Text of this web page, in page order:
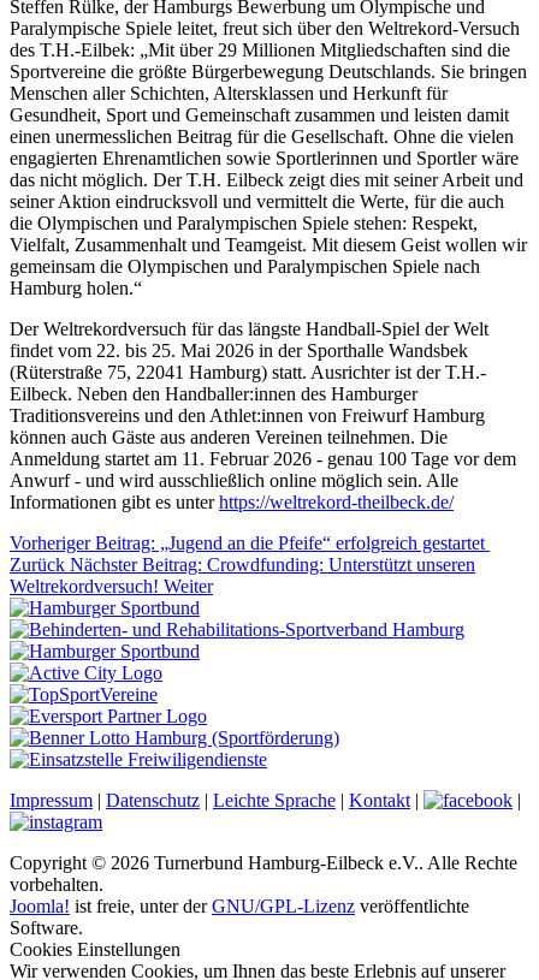
Steffen Rülke, der Hamburgs Bewerbung um Olympische und
Paralympische Spiele leitet, freut sich über den Weltrekord-Versuch
des T.H.-Eilbek: „Mit über 29 Millionen Mitgliedschaften sind die
Sportvereine die größte Bürgerbewegung Deutschlands. Sie bringen
Menschen aller Schichten, Altersklassen und Herkunft für
Gesundheit, Sport und Gemeinschaft zusammen und leisten damit
einen unermesslichen Beitrag für die Gesellschaft. Ohne die vielen
engagierten Ehrenamtlichen sowie Sportlerinnen und Sportler wäre
das nicht möglich. Der T.H. Eilbeck zeigt dies mit seiner Arbeit und
seiner Aktion eindrucksvoll und vermittelt die Werte, für die auch
die Olympischen und Paralympischen Spiele stehen: Respekt,
Vielfalt, Zusammenhalt und Teamgeist. Mit diesem Geist wollen wir
gemeinsam die Olympischen und Paralympischen Spiele nach
Hamburg holen.“
Der Weltrekordversuch für das längste Handball-Spiel der Welt
findet vom 22. bis 25. Mai 2026 in der Sporthalle Wandsbek
(Rüterstraße 75, 22041 Hamburg) statt. Ausrichter ist der T.H.-
Eilbeck. Neben den Handballer:innen des Hamburger
Traditionsvereins und den Athlet:innen von Freiwurf Hamburg
können auch Gäste aus anderen Vereinen teilnehmen. Die
Anmeldung startet am 11. Februar 2026 - genau 100 Tage vor dem
Anwurf - und wird ausschließlich online möglich sein. Alle
Informationen gibt es unterhttps://weltrekord-theilbeck.de/
Vorheriger Beitrag: „Jugend an die Pfeife“ erfolgreich gestartet
Zurück Nächster Beitrag: Crowdfunding: Unterstützt unseren
Weltrekordversuch! Weiter
Impressum | Datenschutz | Leichte Sprache | Kontakt | |
Copyright © 2026 Turnerbund Hamburg-Eilbeck e.V.. Alle Rechte
vorbehalten.
Joomla! ist freie, unter derGNU/GPL-Lizenz veröffentlichte
Software.
Cookies Einstellungen
Wir verwenden Cookies, um Ihnen das beste Erlebnis auf unserer